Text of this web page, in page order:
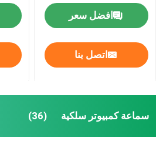
مروحة محمولة
مسدس تدليك العضلات
افضل سعر
اتصل بنا
سماعة كمبيوتر سلكية (36)